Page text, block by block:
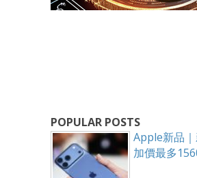
POPULAR POSTS
Apple新品
加價最多